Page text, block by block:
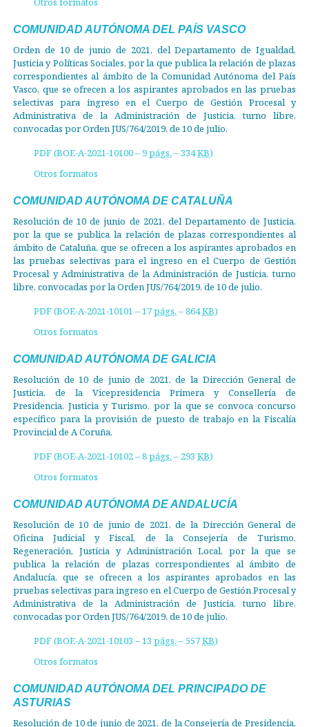
COMUNIDAD AUTÓNOMA DEL PAÍS VASCO
Orden de 10 de junio de 2021, del Departamento de Igualdad,
Justicia y Políticas Sociales, por la que publica la relación de plazas
correspondientes al ámbito de la Comunidad Autónoma del País
Vasco, que se ofrecen a los aspirantes aprobados en las pruebas
selectivas para ingreso en el Cuerpo de Gestión Procesal y
Administrativa de la Administración de Justicia, turno libre,
convocadas por Orden JUS/764/2019, de 10 de julio.
PDF (BOE-A-2021-10100 – 9págs. – 334KB)
Otros formatos
COMUNIDAD AUTÓNOMA DE CATALUÑA
Resolución de 10 de junio de 2021, del Departamento de Justicia,
por la que se publica la relación de plazas correspondientes al
ámbito de Cataluña, que se ofrecen a los aspirantes aprobados en
las pruebas selectivas para el ingreso en el Cuerpo de Gestión
Procesal y Administrativa de la Administración de Justicia, turno
libre, convocadas por la Orden JUS/764/2019, de 10 de julio.
PDF (BOE-A-2021-10101 – 17págs. – 864KB)
Otros formatos
COMUNIDAD AUTÓNOMA DE GALICIA
Resolución de 10 de junio de 2021, de la Dirección General de
Justicia, de la Vicepresidencia Primera y Consellería de
Presidencia, Justicia y Turismo, por la que se convoca concurso
específico para la provisión de puesto de trabajo en la Fiscalía
Provincial de A Coruña.
PDF (BOE-A-2021-10102 – 8págs. – 293KB)
Otros formatos
COMUNIDAD AUTÓNOMA DE ANDALUCÍA
Resolución de 10 de junio de 2021, de la Dirección General de
Oficina Judicial y Fiscal, de la Consejería de Turismo,
Regeneración, Justicia y Administración Local, por la que se
publica la relación de plazas correspondientes al ámbito de
Andalucía, que se ofrecen a los aspirantes aprobados en las
pruebas selectivas para ingreso en el Cuerpo de Gestión Procesal y
Administrativa de la Administración de Justicia, turno libre,
convocadas por Orden JUS/764/2019, de 10 de julio.
PDF (BOE-A-2021-10103 – 13págs. – 557KB)
Otros formatos
COMUNIDAD AUTÓNOMA DEL PRINCIPADO DE
ASTURIAS
Resolución de 10 de junio de 2021, de la Consejería de Presidencia,